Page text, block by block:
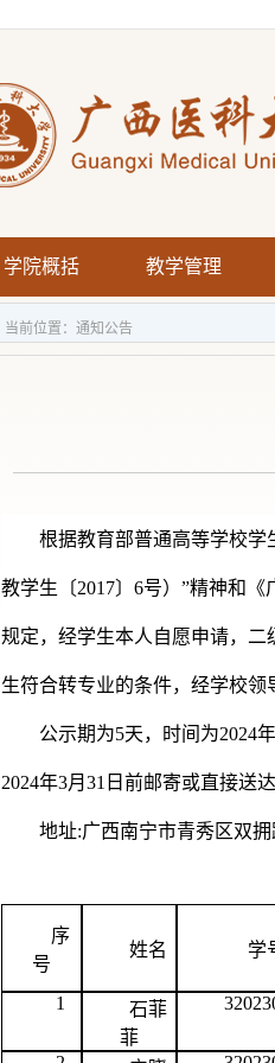
学院概括 教学管理
当前位置： 通知公告
根据教育部普通高等学校学
教学生〔2017〕6号）”精神和
规定，经学生本人自愿申请，二
生符合转专业的条件，经学校领
公示期为5天，时间为2024
2024年3月31日前邮寄或直接送
地址:广西南宁市青秀区双拥
序
号
姓名 学
1
石菲
菲